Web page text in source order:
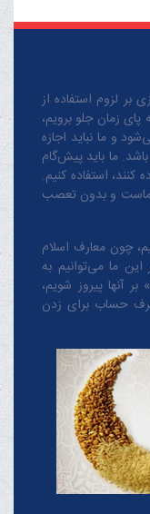
بر لزوم استفاده از
پای زمان جلو برویم،
و ما نباید اجازه
ما باید پیش‌گام
کنند، استفاده کنیم.
ماست و بدون تعصب
چون معارف اسلام
ما می‌توانیم به
آنها پیروز شویم،
حساب برای زدن